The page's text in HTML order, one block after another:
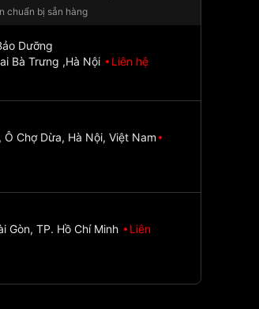
chuẩn bị sẵn hàng
Dưỡng
Bà Trưng ,Hà Nội
Liên hệ
Chợ Dừa, Hà Nội, Việt Nam
Gòn, TP. Hồ Chí Minh
Liên